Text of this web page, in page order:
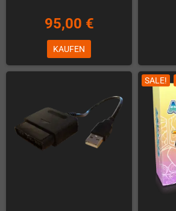
95,00 €
KAUFEN
SALE!